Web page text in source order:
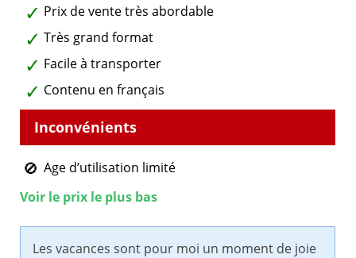
Prix de vente très abordable
Très grand format
Facile à transporter
Contenu en français
Age d’utilisation limité
Voir le prix le plus bas
Les vacances sont pour moi un moment de joie